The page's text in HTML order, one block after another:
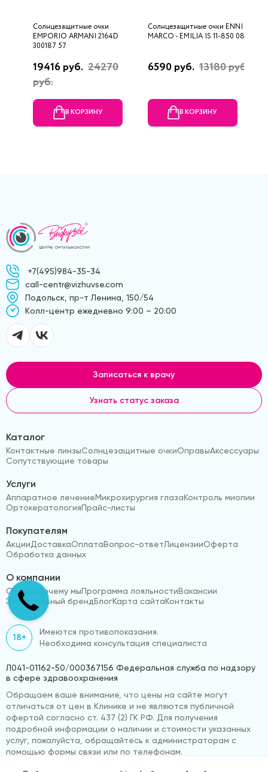
Солнцезащитные очки
EMPORIO ARMANI 2164D
300187 57
19416 руб. 24270
руб.
В КОРЗИНУ
Солнцезащитные очки ENNI
MARCO - EMILIA IS 11-850 08P
6590 руб. 13180 руб.
В КОРЗИНУ
+7(495)984-35-34
call-centr@vizhuvse.com
Подольск, пр-т Ленина, 150/54
Kолл-центр ежедневно 9:00 – 20:00
Записаться к врачу
Узнать статус заказа
Каталог
Контактные линзыСолнцезащитные очкиОправыАксессуары
Сопутствующие товары
Услуги
Аппаратное лечениеМикрохирургия глазаКонтроль миопии
ОртокератологияПрайс-листы
Покупателям
АкцииДоставкаОплатаВопрос-ответЛицензииОферта
Обработка данных
О компании
Отзывы Почему мыПрограмма лояльностиВакансии
Эксклюзивный брендБлогКарта сайтаКонтакты
18+
Имеются противопоказания.
Необходима консультация специалиста
Л041-01162-50/000367156 Федеральная служба по надзору
в сфере здравоохранения
Обращаем ваше внимание, что цены на сайте могут
отличаться от цен в Клинике и не являются публичной
офертой согласно ст. 437 (2) ГК РФ. Для получения
подробной информации о наличии и стоимости указанных
услуг, пожалуйста, обращайтесь к администраторам с
помощью формы связи или по телефонам.